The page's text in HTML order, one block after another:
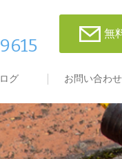
無
グ お問い合わせ